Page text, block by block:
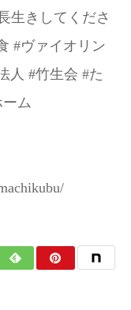
生きしてくださ
#ヴァイオリン
人 #竹生会 #た
ム